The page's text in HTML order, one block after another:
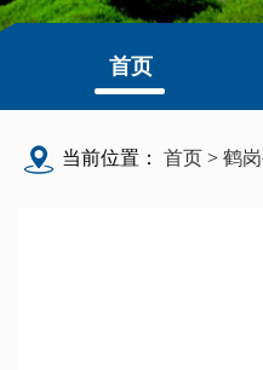
首页
当前位置： 首页 > 鹤